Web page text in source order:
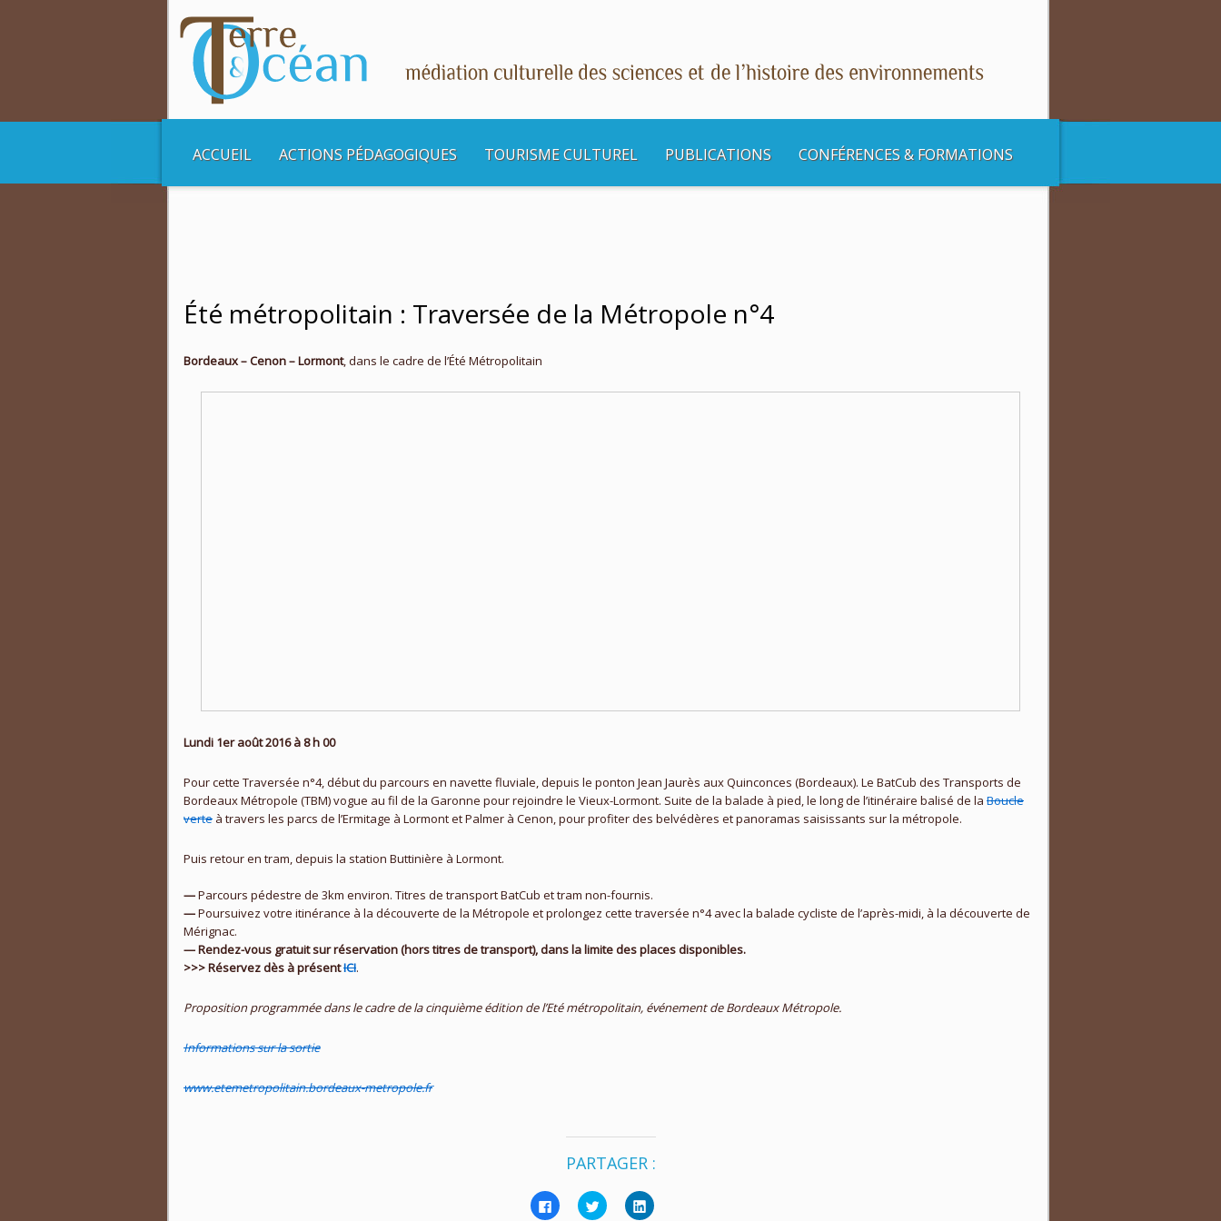
ACCUEIL ACTIONS PÉDAGOGIQUES TOURISME CULTUREL PUBLICATIONS CONFÉRENCES & FORMATIONS
Été métropolitain : Traversée de la Métropole n°4
Bordeaux – Cenon – Lormont, dans le cadre de l’Été Métropolitain
Lundi 1er août 2016 à 8 h 00
Pour cette Traversée n°4, début du parcours en navette fluviale, depuis le ponton Jean Jaurès aux Quinconces (Bordeaux). Le BatCub des Transports de
Bordeaux Métropole (TBM) vogue au fil de la Garonne pour rejoindre le Vieux-Lormont. Suite de la balade à pied, le long de l’itinéraire balisé de la Boucle
verte à travers les parcs de l’Ermitage à Lormont et Palmer à Cenon, pour profiter des belvédères et panoramas saisissants sur la métropole.
Puis retour en tram, depuis la station Buttinière à Lormont.
—Parcours pédestre de 3km environ. Titres de transport BatCub et tram non-fournis.
—Poursuivez votre itinérance à la découverte de la Métropole et prolongez cette traversée n°4 avec la balade cycliste de l’après-midi, à la découverte de
Mérignac.
— Rendez-vous gratuit sur réservation (hors titres de transport), dans la limite des places disponibles.
>>>Réservezdès à présentICI.
Proposition programmée dans le cadre de la cinquième édition de l’Eté métropolitain, événement de Bordeaux Métropole.
Informations sur la sortie
www.etemetropolitain.bordeaux-metropole.fr
PARTAGER :
Cliquez
pour
Cliquez
pour
Cliquez
pour